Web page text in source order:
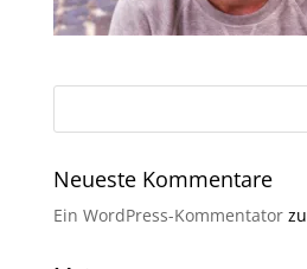
Neueste Kommentare
Ein WordPress-Kommentatorzu